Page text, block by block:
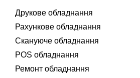
Друкове обладнання
Рахункове обладнання
Скануюче обладнання
POS обладнання
Ремонт обладнання